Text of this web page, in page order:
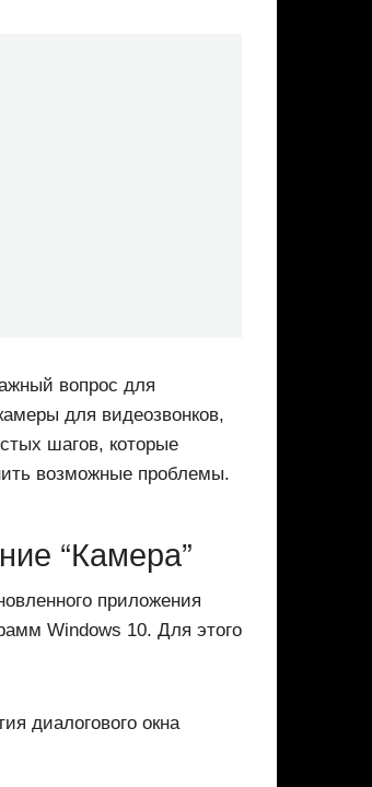
вопрос для
для видеозвонков,
шагов, которые
возможные проблемы.
“Камера”
приложения
Windows 10. Для этого
диалогового окна